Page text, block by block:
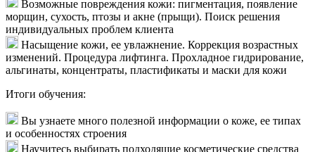
Возможные повреждения кожи: пигментация, появление
морщин, сухость, птозы и акне (прыщи). Поиск решения
индивидуальных проблем клиента
Насыщение кожи, ее увлажнение. Коррекция возрастных
изменений. Процедура лифтинга. Прохладное гидрирование,
альгинаты, концентраты, пластификаты и маски для кожи
Итоги обучения:
Вы узнаете много полезной информации о коже, ее типах
и особенностях строения
Научитесь выбирать подходящие косметические средства